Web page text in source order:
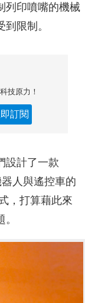
列印噴嘴的機械
限制。
技原力！
訂閱
設計了一款
人與遙控車的
，打算藉此來